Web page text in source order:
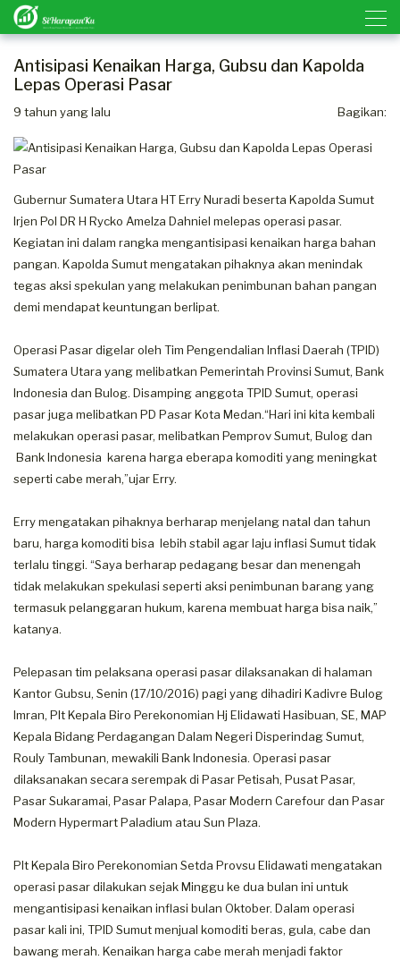
Antisipasi Kenaikan Harga, Gubsu dan Kapolda
Lepas Operasi Pasar
9 tahun yang lalu Bagikan:
Gubernur Sumatera Utara HT Erry Nuradi beserta Kapolda Sumut
Irjen Pol DR H Rycko Amelza Dahniel melepas operasi pasar.
Kegiatan ini dalam rangka mengantisipasi kenaikan harga bahan
pangan. Kapolda Sumut mengatakan pihaknya akan menindak
tegas aksi spekulan yang melakukan penimbunan bahan pangan
demi mendapat keuntungan berlipat.
Operasi Pasar digelar oleh Tim Pengendalian Inflasi Daerah (TPID)
Sumatera Utara yang melibatkan Pemerintah Provinsi Sumut, Bank
Indonesia dan Bulog. Disamping anggota TPID Sumut, operasi
pasar juga melibatkan PD Pasar Kota Medan.“Hari ini kita kembali
melakukan operasi pasar, melibatkan Pemprov Sumut, Bulog dan
Bank Indonesia karena harga eberapa komoditi yang meningkat
seperti cabe merah,”ujar Erry.
Erry mengatakan pihaknya berharap menjelang natal dan tahun
baru, harga komoditi bisa lebih stabil agar laju inflasi Sumut tidak
terlalu tinggi. “Saya berharap pedagang besar dan menengah
tidak melakukan spekulasi seperti aksi penimbunan barang yang
termasuk pelanggaran hukum, karena membuat harga bisa naik,”
katanya.
Pelepasan tim pelaksana operasi pasar dilaksanakan di halaman
Kantor Gubsu, Senin (17/10/2016) pagi yang dihadiri Kadivre Bulog
Imran, Plt Kepala Biro Perekonomian Hj Elidawati Hasibuan, SE, MAP
Kepala Bidang Perdagangan Dalam Negeri Disperindag Sumut,
Rouly Tambunan, mewakili Bank Indonesia. Operasi pasar
dilaksanakan secara serempak di Pasar Petisah, Pusat Pasar,
Pasar Sukaramai, Pasar Palapa, Pasar Modern Carefour dan Pasar
Modern Hypermart Paladium atau Sun Plaza.
Plt Kepala Biro Perekonomian Setda Provsu Elidawati mengatakan
operasi pasar dilakukan sejak Minggu ke dua bulan ini untuk
mengantisipasi kenaikan inflasi bulan Oktober. Dalam operasi
pasar kali ini, TPID Sumut menjual komoditi beras, gula, cabe dan
bawang merah. Kenaikan harga cabe merah menjadi faktor